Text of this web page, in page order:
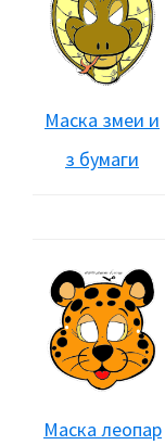
Маска змеи и
з бумаги
Маска леопар